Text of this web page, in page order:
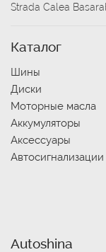
Strada Calea
Каталог
Шины
Диски
Моторные масла
Аккумуляторы
Аксессуары
Автосигнализации
Autoshina